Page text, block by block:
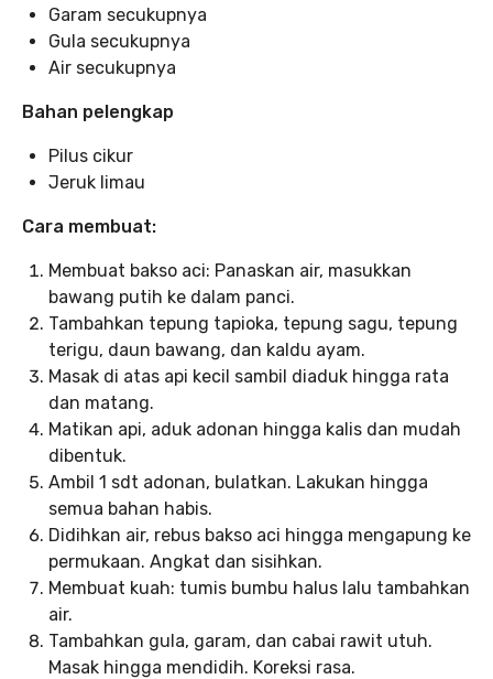
Garam secukupnya
Gula secukupnya
Air secukupnya
Bahan pelengkap
Pilus cikur
Jeruk limau
Cara membuat:
Membuat bakso aci: Panaskan air, masukkan
bawang putih ke dalam panci.
Tambahkan tepung tapioka, tepung sagu, tepung
terigu, daun bawang, dan kaldu ayam.
Masak di atas api kecil sambil diaduk hingga rata
dan matang.
Matikan api, aduk adonan hingga kalis dan mudah
dibentuk.
Ambil 1 sdt adonan, bulatkan. Lakukan hingga
semua bahan habis.
Didihkan air, rebus bakso aci hingga mengapung ke
permukaan. Angkat dan sisihkan.
Membuat kuah: tumis bumbu halus lalu tambahkan
air.
Tambahkan gula, garam, dan cabai rawit utuh.
Masak hingga mendidih. Koreksi rasa.